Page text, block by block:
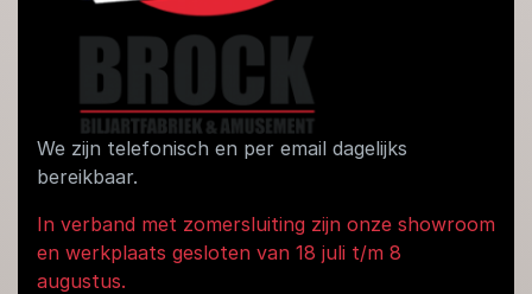
We zijn telefonisch en per email dagelijks
bereikbaar.
In verband met zomersluiting zijn onze showroom
en werkplaats gesloten van 18 juli t/m 8
augustus.